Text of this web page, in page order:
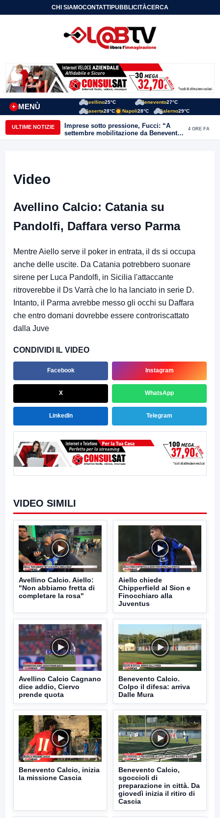
CHI SIAMOCONTATTIPUBBLICITÀCERCA
MENÙ
+
Avellino25°C Benevento27°C
Caserta28°C Napoli28°C Salerno29°C
ULTIME NOTIZIE
Imprese sotto pressione, Fucci: “A
settembre mobilitazione da Benevento
e Avellino”
4 ORE FA
Video
Avellino Calcio: Catania su
Pandolfi, Daffara verso Parma
Mentre Aiello serve il poker in entrata, il ds si occupa
anche delle uscite. Da Catania potrebbero suonare
sirene per Luca Pandolfi, in Sicilia l'attaccante
ritroverebbe il Ds Varrà che lo ha lanciato in serie D.
Intanto, il Parma avrebbe messo gli occhi su Daffara
che entro domani dovrebbe essere controriscattato
dalla Juve
CONDIVIDI IL VIDEO
Facebook Instagram
X WhatsApp
LinkedIn Telegram
VIDEO SIMILI
Avellino Calcio. Aiello:
"Non abbiamo fretta di
completare la rosa"
Aiello chiede
Chipperfield al Sion e
Finocchiaro alla
Juventus
Avellino Calcio Cagnano
dice addio, Ciervo
prende quota
Benevento Calcio.
Colpo il difesa: arriva
Dalle Mura
Benevento Calcio, inizia
la missione Cascia
Benevento Calcio,
sgoccioli di
preparazione in città. Da
giovedì inizia il ritiro di
Cascia